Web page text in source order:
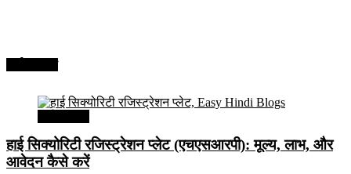
हाई सिक्योरिटी रजिस्ट्रेशन प्लेट (एचएसआरपी): मूल्य, लाभ, और
आवेदन कैसे करें